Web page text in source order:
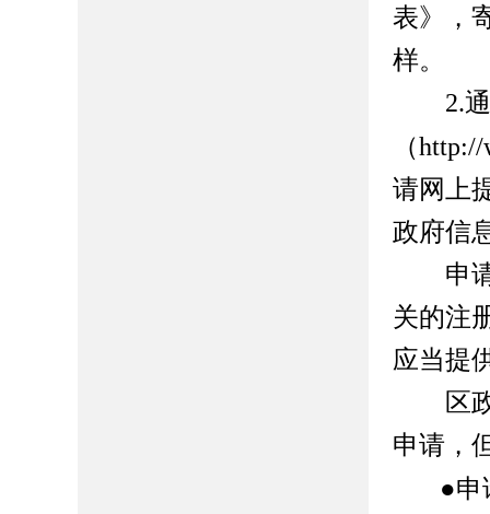
表》，
样。
2.
（
请网上
政府信
申
关的注
应当提
区
申请，
●申